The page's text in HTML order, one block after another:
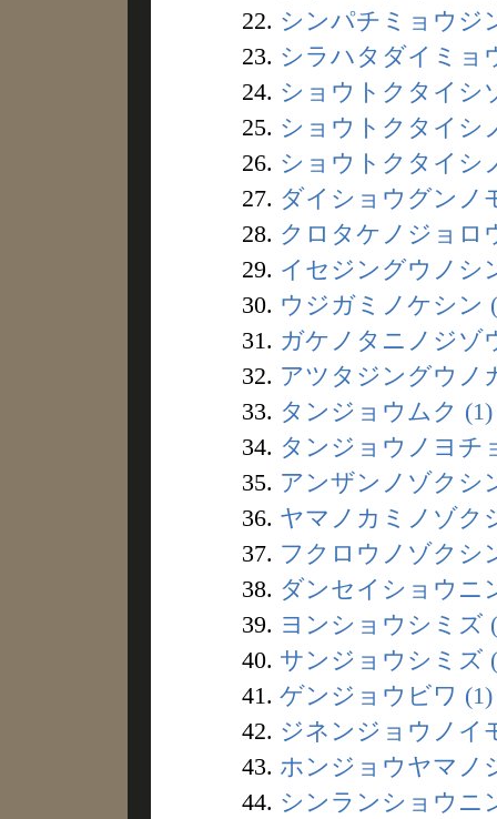
22. シンパチミョウジ
23. シラハタダイミョ
24. ショウトクタイシ
25. ショウトクタイシ
26. ショウトクタイシ
27. ダイショウグンノ
28. クロタケノジョロ
29. イセジングウノシ
30. ウジガミノケシン
31. ガケノタニノジゾ
32. アツタジングウノ
33. タンジョウムク (1)
34. タンジョウノヨチ
35. アンザンノゾクシ
36. ヤマノカミノゾク
37. フクロウノゾクシ
38. ダンセイショウニ
39. ヨンショウシミズ
40. サンジョウシミズ
41. ゲンジョウビワ (1)
42. ジネンジョウノイ
43. ホンジョウヤマノ
44. シンランショウニ